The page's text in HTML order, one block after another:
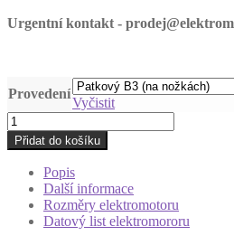
Urgentní kontakt -
Provedení
Vyčistit
Elektromotor
1,5kW
400V
1AL
1400rpm
Plzeň
množství
Přidat do košíku
Popis
Další informace
Rozměry elektromotoru
Datový list elektromororu